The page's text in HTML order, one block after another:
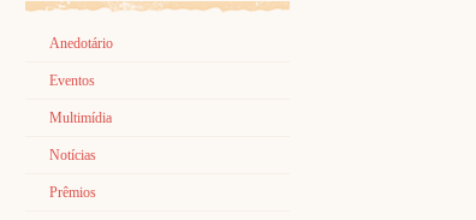
Anedotário
Eventos
Multimídia
Notícias
Prêmios